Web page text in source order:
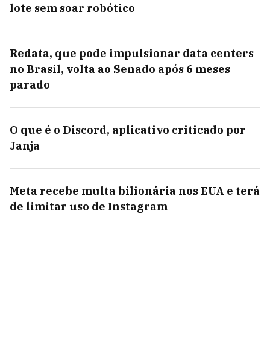
lote sem soar robótico
Redata, que pode impulsionar data centers
no Brasil, volta ao Senado após 6 meses
parado
O que é o Discord, aplicativo criticado por
Janja
Meta recebe multa bilionária nos EUA e terá
de limitar uso de Instagram